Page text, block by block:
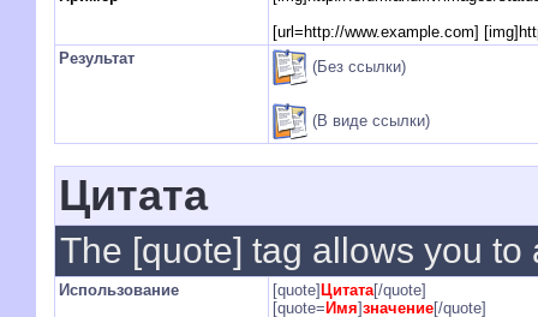
[url=http://www.example.com]
Результат
(Без ссылки)
(В виде ссылки)
Цитата
The [quote] tag allows you
Использование [quote] Цитата[/quote]
[quote= Имя]значение[/quote]